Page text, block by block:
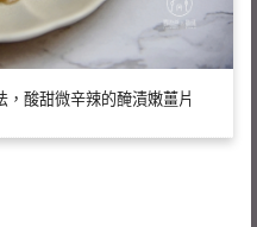
，酸甜微辛辣的醃漬嫩薑片